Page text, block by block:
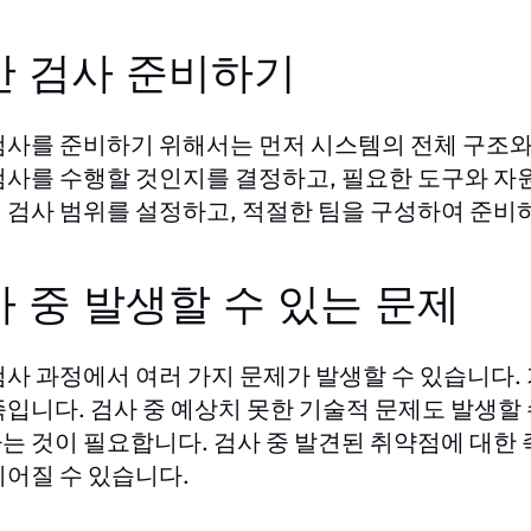
검사 준비하기
사를 준비하기 위해서는 먼저 시스템의 전체 구조
사를 수행할 것인지를 결정하고, 필요한 도구와
검사 범위를 설정하고, 적절한 팀을 구성하여 준비
중 발생할 수 있는 문제
사 과정에서 여러 가지 문제가 발생할 수 있습니다
입니다. 검사 중 예상치 못한 기술적 문제도 발생
것이 필요합니다. 검사 중 발견된 취약점에 대
어질 수 있습니다.